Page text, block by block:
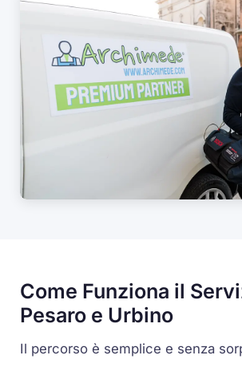
Come Funziona il
Pesaro e Urbino
Il percorso è semplice e senza